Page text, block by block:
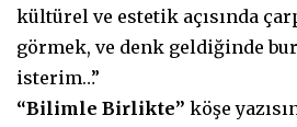
kültürel ve estetik açısında
görmek, ve denk geldiğinde
isterim…”
“Bilimle Birlikte” köşe